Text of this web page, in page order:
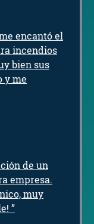
encantó el
incendios
bien sus
y me
de un
empresa.
muy
”